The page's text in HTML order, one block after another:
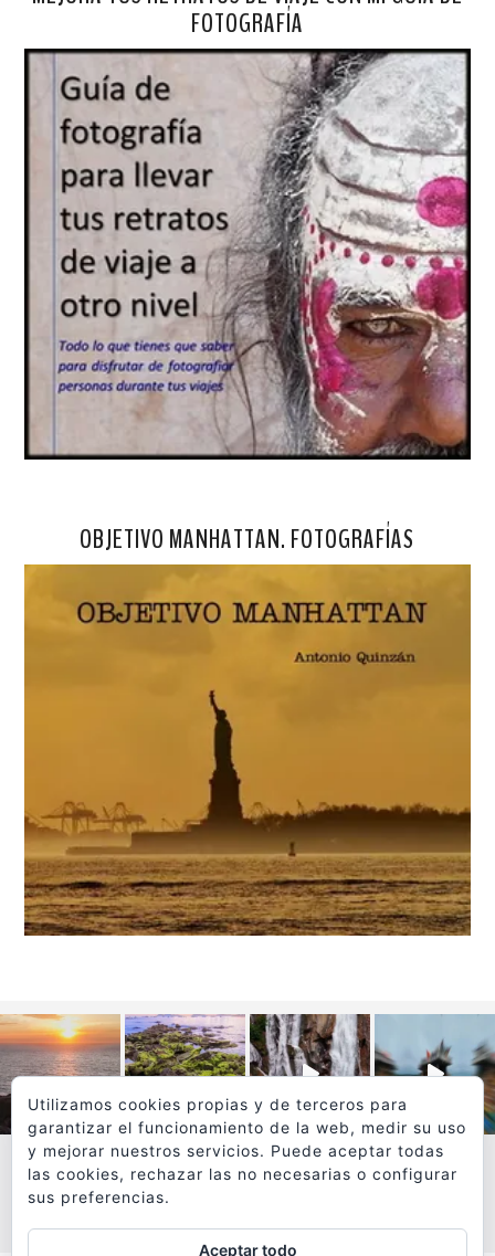
FOTOGRAFÍA
OBJETIVO MANHATTAN. FOTOGRAFÍAS
VER MÁS
Utilizamos cookies propias y de terceros para
garantizar el funcionamiento de la web, medir su uso
y mejorar nuestros servicios. Puede aceptar todas
las cookies, rechazar las no necesarias o configurar
sus preferencias.
Aceptar todo